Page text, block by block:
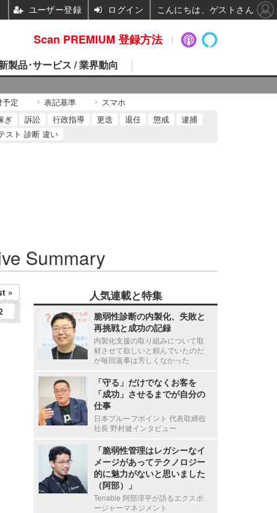
製品･サービス / 業界動向
予定 表記基準 スマホ
ぎ 訴訟 行政指導 更迭 退任 懲戒
逮捕
スト 診断 違い
Summary
»
人気連載と特集
脆弱性診断の内製化、失敗と
再挑戦と成功の記録
内製化支援の取り組みについて取
材させて欲しいと頼んでいたのだ
が毎回返事は芳しくなかった
「守る」だけでなくお客を
「成功」させるまでが自分の
仕事
日本プルーフポイント 代表取締役
社長 野村健インタビュー
「脆弱性管理はレガシーなイ
メージがあってテクノロジー
的に魅力がないと思いました
（阿部）」
Tenable 阿部淳平が語るエクスポ
ージャーマネジメント
Scan PREMIUM 登録方法
ユーザー登録 ログイン こんにちは、ゲストさん